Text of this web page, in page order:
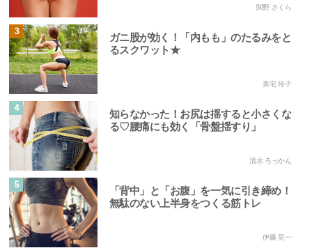
関野 さくら
3
ガニ股が効く！「内もも」のたるみをと
るスクワット★
美宅 玲子
4
知らなかった！お尻は揺すると小さくな
る♡腰痛にも効く「骨盤揺すり」
清水 ろっかん
5
「背中」と「お腹」を一気に引き締め！
無駄のない上半身をつくる筋トレ
伊藤 晃一